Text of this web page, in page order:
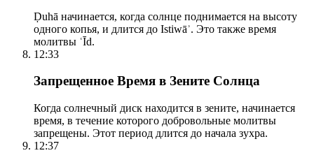
Ḍuhā начинается, когда солнце поднимается на высоту
одного копья, и длится до Istiwāʾ. Это также время
молитвы ʿĪd.
12:33
Запрещенное Время в Зените Солнца
Когда солнечный диск находится в зените, начинается
время, в течение которого добровольные молитвы
запрещены. Этот период длится до начала зухра.
12:37